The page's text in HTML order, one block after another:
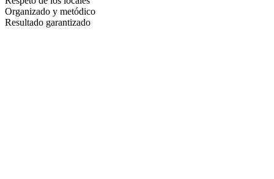
Organizado y metódico
Resultado garantizado